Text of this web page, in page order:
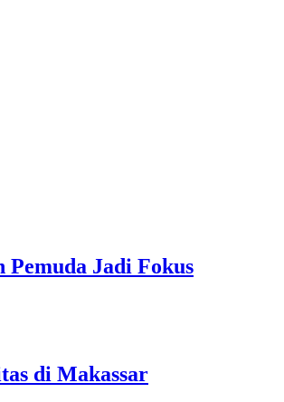
Pemuda Jadi Fokus
di Makassar